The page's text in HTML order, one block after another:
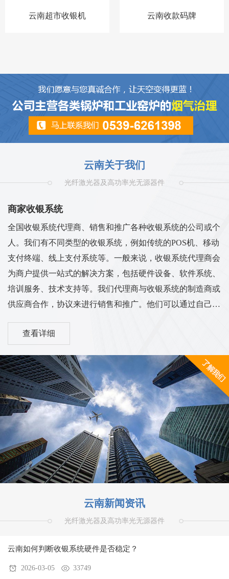
云南超市收银机 云南收款码牌
云南关于我们
光纤激光器及高功率光无源器件
商家收银系统
全国收银系统代理商、销售和推广各种收银系统的公司或个
人。我们有不同类型的收银系统，例如传统的POS机、移动
支付终端、线上支付系统等。一般来说，收银系统代理商会
为商户提供一站式的解决方案，包括硬件设备、软件系统、
培训服务、技术支持等。我们代理商与收银系统的制造商或
供应商合作，协议来进行销售和推广。他们可以通过自己的
实现销售和服务的业务目标。我们的工作范围和服务内容可
他们需要与客户进行沟通，了解客户的需求，并为他们提供
适合的收银系统解决方案。同时，代理商也需与收银系统供
应商保持密切的合作关系，...
查看详细
云南新闻资讯
光纤激光器及高功率光无源器件
云南如何判断收银系统硬件是否稳定？
2026-03-05 33749